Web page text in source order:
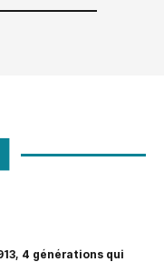
4 générations qui